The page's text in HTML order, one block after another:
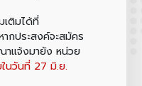
เติมได้ที่
กประสงค์จะสมัคร
าแจ้งมายัง หน่วย
นวันที่ 27 มิ.ย.